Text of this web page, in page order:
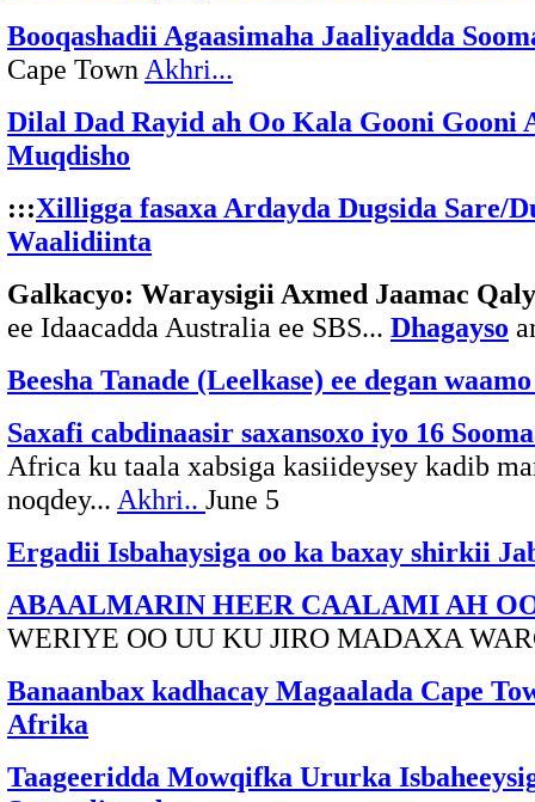
Booqashadii Agaasimaha Jaaliyadda
Cape Town Akhri...
Dilal Dad Rayid ah Oo Kala Gooni Gooni
Muqdisho
:::Xilligga fasaxa Ardayda Dugsida Sare/
Waalidiinta
Galkacyo: Waraysigii Axmed Jaamac
ee Idaacadda Australia ee SBS... Dhagayso
Beesha Tanade (Leelkase) ee degan
Saxafi cabdinaasir saxansoxo iyo 16
Africa ku taala xabsiga kasiideysey kadib
noqdey... Akhri.. June 5
Ergadii Isbahaysiga oo ka baxay shirkii
ABAALMARIN HEER CAALAMI AH
WERIYE OO UU KU JIRO MADAXA
Banaanbax kadhacay Magaalada Cape
Afrika
Taageeridda Mowqifka Ururka